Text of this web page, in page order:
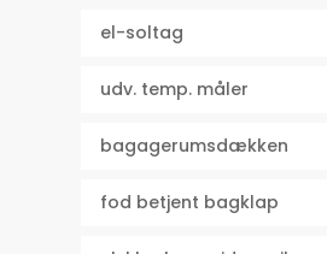
el-soltag
udv. temp. måler
bagagerumsdækken
fod betjent bagklap